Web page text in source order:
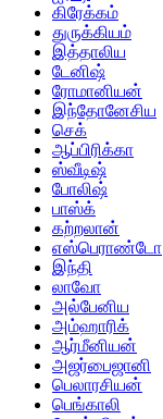
கிரேக்கம்
துருக்கியம்
இத்தாலிய
டேனிஷ்
ரோமானியன்
இந்தோனேசிய
செக்
ஆப்பிரிக்கா
ஸ்வீடிஷ்
போலிஷ்
பாஸ்க்
கற்றலான்
எஸ்பெராண்டோ
இந்தி
லாவோ
அல்பேனிய
அம்ஹாரிக்
ஆர்மீனியன்
அஜர்பைஜானி
பெலாரசியன்
பெங்காலி